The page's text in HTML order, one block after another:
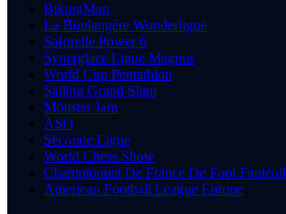
BikingMan
La Boulangère Wonderligue
Saforelle Power 6
Synerglace Ligue Magnus
World Cup Pentathlon
Sailing Grand Slam
Monster Jam
ASO
Seconde Ligue
World Chess Show
Championnat De France De Foot Fauteuil
American Football League Europe